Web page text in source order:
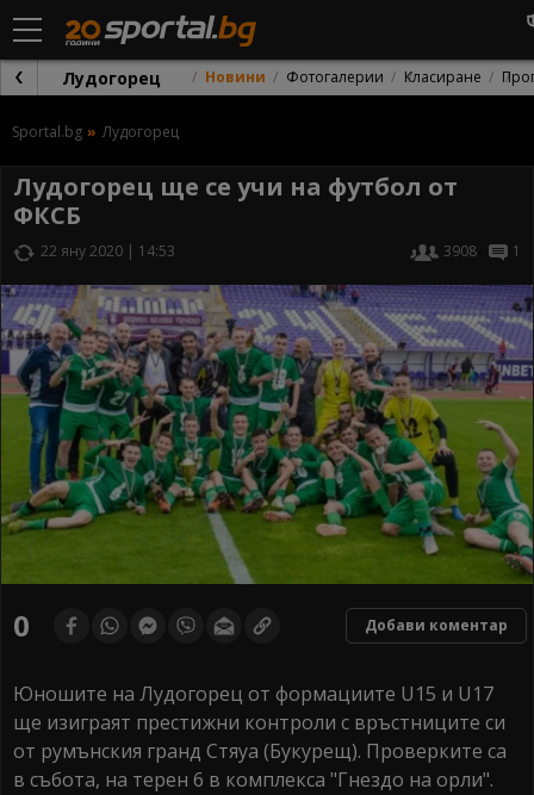
Лудогорец Новини Фотогалерии Класиране
Sportal.bg Лудогорец
Лудогорец ще се учи на футбол от
ФКСБ
22 яну 2020 | 14:53 3908 1
0 Добави коментар
Юношите на Лудогорец от формациите U15 и U17
ще изиграят престижни контроли с връстниците си
от румънския гранд Стяуа (Букурещ). Проверките са
в събота, на терен 6 в комплекса "Гнездо на орли".